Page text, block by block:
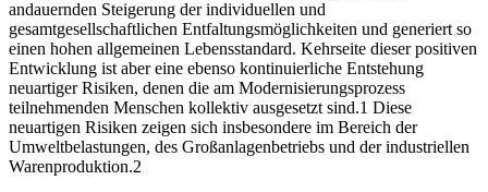
andauernden Steigerung der individuellen und
gesamtgesellschaftlichen Entfaltungsmöglichkeiten und generiert so
einen hohen allgemeinen Lebensstandard. Kehrseite dieser positiven
Entwicklung ist aber eine ebenso kontinuierliche Entstehung
neuartiger Risiken, denen die am Modernisierungsprozess
teilnehmenden Menschen kollektiv ausgesetzt sind.1 Diese
neuartigen Risiken zeigen sich insbesondere im Bereich der
Umweltbelastungen, des Großanlagenbetriebs und der industriellen
Warenproduktion.2